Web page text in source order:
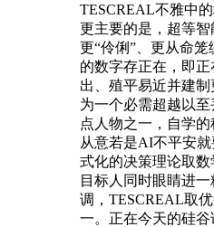
TESCREAL不雅中
更主要的是，超等
更“伶俐”、更从命
的数字存正在，即
出、殖平易近并建
为一个必需超越以
点人物之一，自学
从意若是AI不平安
式化的决策理论取
目标人同时眼睛进
调，TESCREAL取
一。正在今天的硅